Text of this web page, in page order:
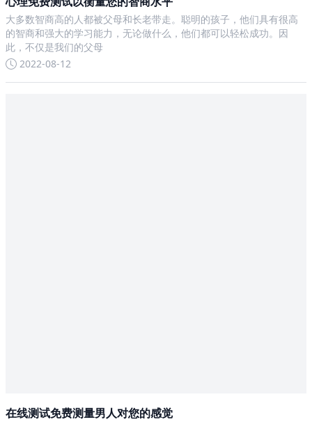
大多数智商高的人都被父母和长老带走。聪明的孩子，他们具有很高
的智商和强大的学习能力，无论做什么，他们都可以轻松成功。因
此，不仅是我们的父母
2022-08-12
在线测试免费测量男人对您的感觉